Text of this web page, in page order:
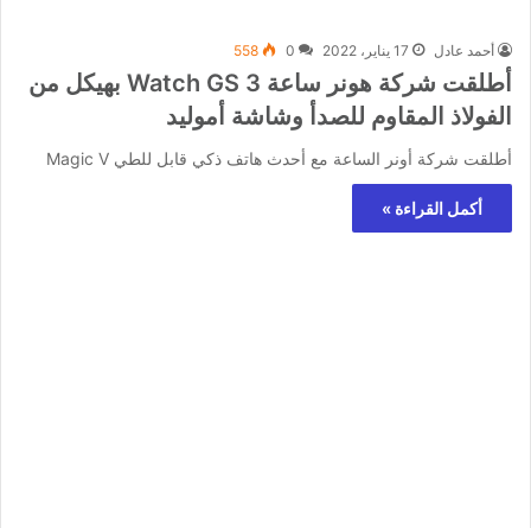
أحمد عادل 17 يناير، 2022 0
558
أطلقت شركة هونر ساعة Watch GS 3 بهيكل من
الفولاذ المقاوم للصدأ وشاشة أموليد
أطلقت شركة أونر الساعة مع أحدث هاتف ذكي قابل للطي Magic V
أكمل القراءة »